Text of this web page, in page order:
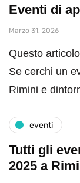
Eventi di
Marzo 31, 2026
Questo
Se cerchi un
Rimini e
eventi
Tutti gli
2025 a